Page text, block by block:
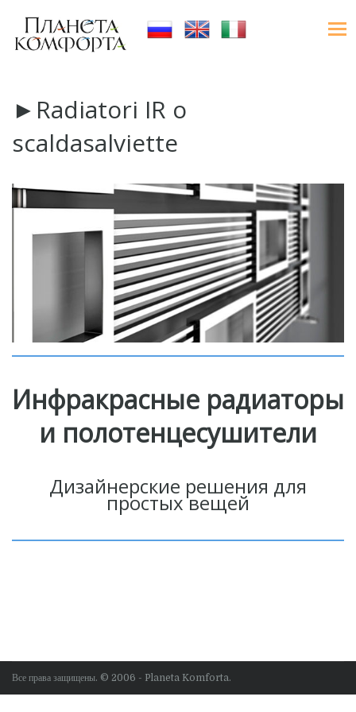
►Radiatori IR o
scaldasalviette
Инфракрасные радиаторы
и полотенцесушители
Дизайнерские решения для
простых вещей
Все права защищены. © 2006 - Planeta Komforta.